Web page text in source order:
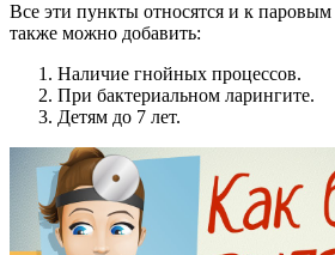
Все эти пункты относятся и к
также можно добавить:
Наличие гнойных процессов.
При бактериальном ларингите.
Детям до 7 лет.